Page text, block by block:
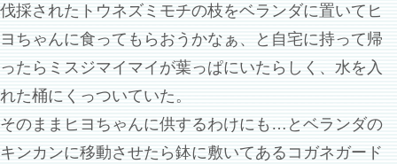
伐採されたトウネズミモチの枝をベランダに置いてヒ
ヨちゃんに食ってもらおうかなぁ、と自宅に持って帰
ったらミスジマイマイが葉っぱにいたらしく、水を入
れた桶にくっついていた。
そのままヒヨちゃんに供するわけにも…とベランダの
キンカンに移動させたら鉢に敷いてあるコガネガード